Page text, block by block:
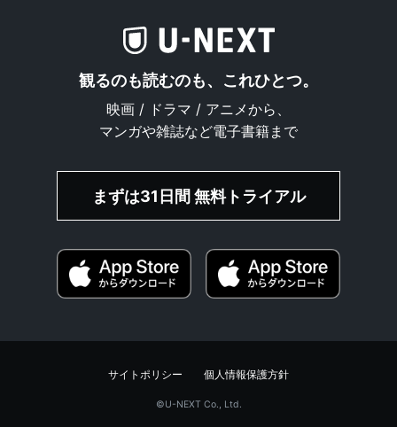
観るのも読むのも、これひとつ。
映画 / ドラマ / アニメから、
マンガや雑誌など電子書籍まで
まずは31日間 無料トライアル
サイトポリシー 個人情報保護方針
©︎U-NEXT Co., Ltd.